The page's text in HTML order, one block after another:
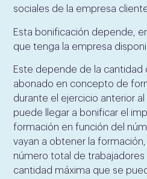
sociales de la empresa
Esta bonificación depende,
que tenga la empresa
Este depende de la cantidad
abonado en concepto de
durante el ejercicio anterior
puede llegar a bonificar el
formación en función del
vayan a obtener la
número total de trabajadores
cantidad máxima que se